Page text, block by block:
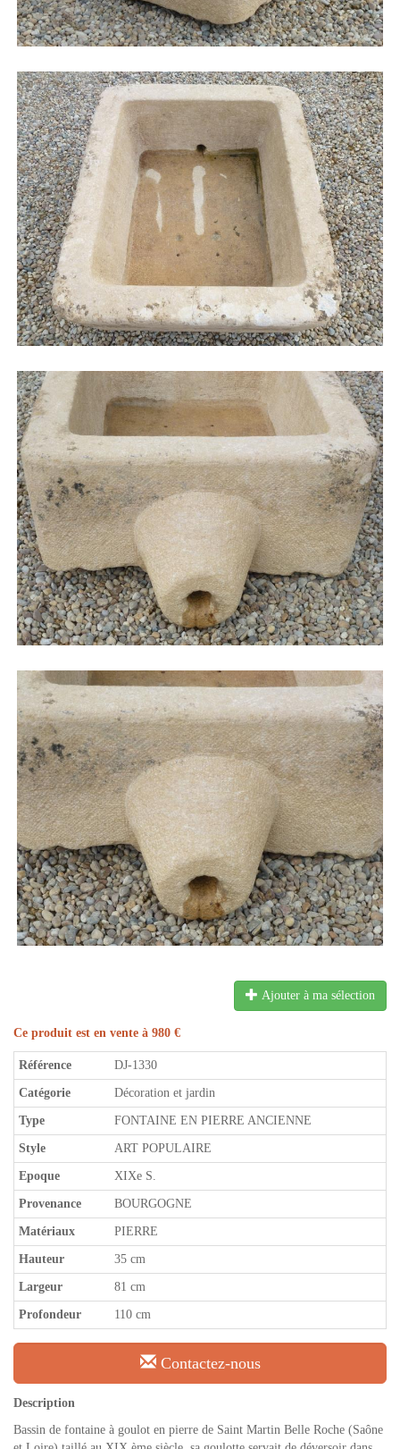
Ajouter à ma sélection
Ce produit est en vente à 980 €
Référence DJ-1330
Catégorie Décoration et jardin
Type FONTAINE EN PIERRE ANCIENNE
Style ART POPULAIRE
Epoque XIXe S.
Provenance BOURGOGNE
Matériaux PIERRE
Hauteur 35 cm
Largeur 81 cm
Profondeur 110 cm
Contactez-nous
Description
Bassin de fontaine à goulot en pierre de Saint Martin Belle Roche (Saône